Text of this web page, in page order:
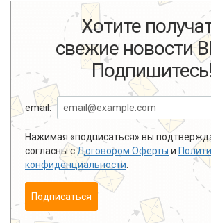
Хотите
свежие новости
email:
Нажимая «подписаться» вы
согласны сДоговором Оферты и
конфиденциальности
Подписаться